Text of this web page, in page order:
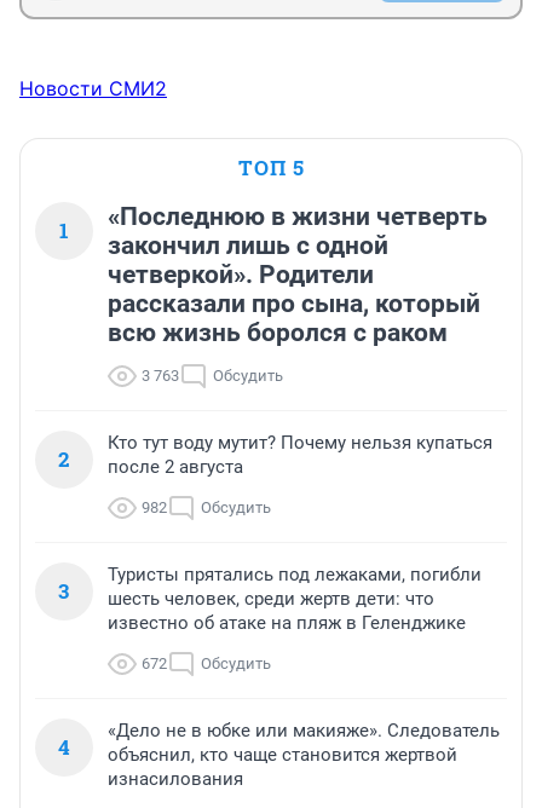
Новости СМИ2
ТОП 5
1
«Последнюю в жизни четверть
закончил лишь с одной
четверкой». Родители
рассказали про сына, который
всю жизнь боролся с раком
3 763 Обсудить
2
Кто тут воду мутит? Почему нельзя купаться
после 2 августа
982 Обсудить
3
Туристы прятались под лежаками, погибли
шесть человек, среди жертв дети: что
известно об атаке на пляж в Геленджике
672 Обсудить
4
«Дело не в юбке или макияже». Следователь
объяснил, кто чаще становится жертвой
изнасилования